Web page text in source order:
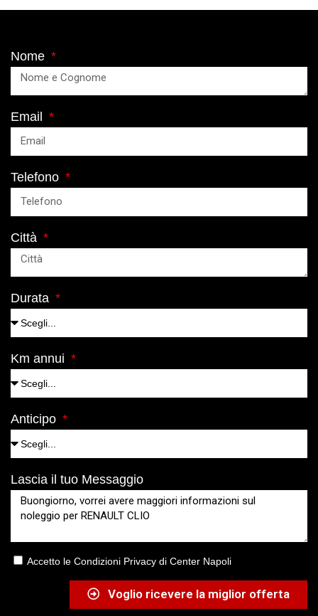
Nome
Email
Telefono
Città
Durata
Km annui
Anticipo
Lascia il tuo Messaggio
Accetto le Condizioni Privacy di Center Napoli
Voglio ricevere la miglior offerta